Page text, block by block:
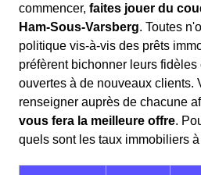
commencer, faites jouer du
Ham-Sous-Varsberg. Toutes
politique vis-à-vis des prêts
préfèrent bichonner leurs
ouvertes à de nouveaux clients.
renseigner auprès de chacune
vous fera la meilleure offre.
quels sont les taux immobiliers